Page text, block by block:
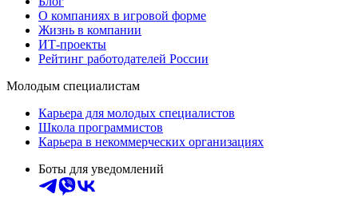
О компаниях в игровой форме
Жизнь в компании
ИТ-проекты
Рейтинг работодателей России
Молодым специалистам
Карьера для молодых специалистов
Школа программистов
Карьера в некоммерческих организациях
Боты для уведомлений